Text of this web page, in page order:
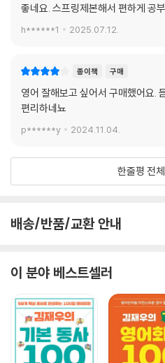
좋네요. 스프링제본해서 편하게 공
h******1 2025.07.12.
종이책 구매
영어 잘해보고 싶어서 구매했어요.
편리하네뇨
p******y 2024.11.04.
한줄평 전
배송/반품/교환 안내
이 분야 베스트셀러